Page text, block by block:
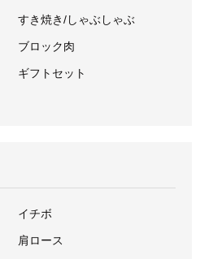
すき焼き/しゃぶしゃぶ
ブロック肉
ギフトセット
イチボ
肩ロース